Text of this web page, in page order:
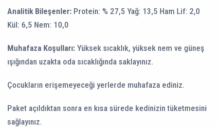
Analitik Bileşenler: Protein: % 27,5 Yağ: 13,5 Ham Lif: 2,0
Kül: 6,5 Nem: 10,0
Muhafaza Koşulları: Yüksek sıcaklık, yüksek nem ve güneş
ışığından uzakta oda sıcaklığında saklayınız.
Çocukların erişemeyeceği yerlerde muhafaza ediniz.
Paket açıldıktan sonra en kısa sürede kedinizin tüketmesini
sağlayınız.